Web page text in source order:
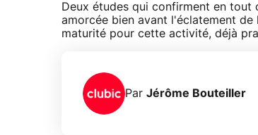
Deux études qui confirment en tout
amorcée bien avant l'éclatement
maturité pour cette activité, déjà
Par Jérôme Bouteiller